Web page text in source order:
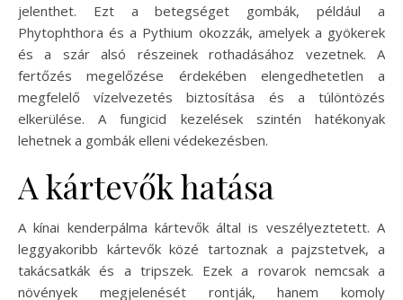
jelenthet. Ezt a betegséget gombák, például a
Phytophthora és a Pythium okozzák, amelyek a gyökerek
és a szár alsó részeinek rothadásához vezetnek. A
fertőzés megelőzése érdekében elengedhetetlen a
megfelelő vízelvezetés biztosítása és a túlöntözés
elkerülése. A fungicid kezelések szintén hatékonyak
lehetnek a gombák elleni védekezésben.
A kártevők hatása
A kínai kenderpálma kártevők által is veszélyeztetett. A
leggyakoribb kártevők közé tartoznak a pajzstetvek, a
takácsatkák és a tripszek. Ezek a rovarok nemcsak a
növények megjelenését rontják, hanem komoly